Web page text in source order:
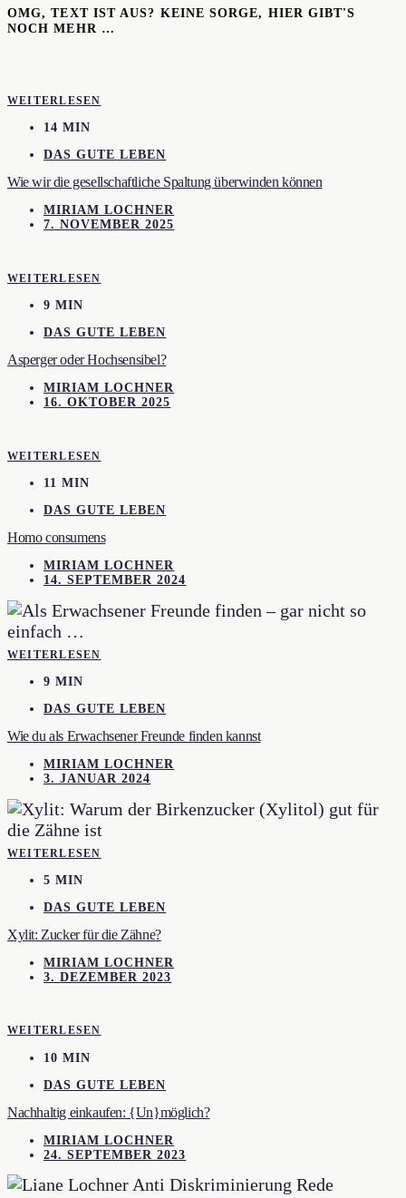
OMG, TEXT IST AUS? KEINE SORGE, HIER GIBT'S
NOCH MEHR …
WEITERLESEN
14 MIN
DAS GUTE LEBEN
Wie wir die gesellschaftliche Spaltung überwinden können
MIRIAM LOCHNER
7. NOVEMBER 2025
WEITERLESEN
9 MIN
DAS GUTE LEBEN
Asperger oder Hochsensibel?
MIRIAM LOCHNER
16. OKTOBER 2025
WEITERLESEN
11 MIN
DAS GUTE LEBEN
Homo consumens
MIRIAM LOCHNER
14. SEPTEMBER 2024
WEITERLESEN
9 MIN
DAS GUTE LEBEN
Wie du als Erwachsener Freunde finden kannst
MIRIAM LOCHNER
3. JANUAR 2024
WEITERLESEN
5 MIN
DAS GUTE LEBEN
Xylit: Zucker für die Zähne?
MIRIAM LOCHNER
3. DEZEMBER 2023
WEITERLESEN
10 MIN
DAS GUTE LEBEN
Nachhaltig einkaufen: {Un}möglich?
MIRIAM LOCHNER
24. SEPTEMBER 2023